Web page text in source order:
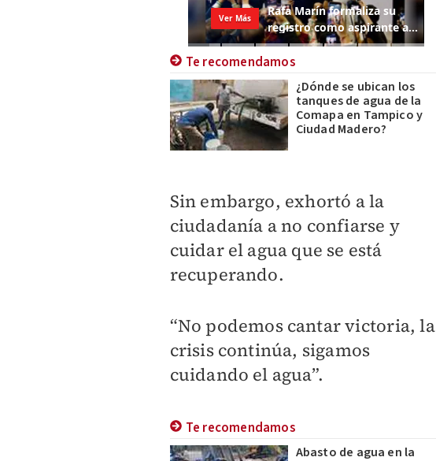
Te recomendamos
¿Dónde se ubican los
tanques de agua de la
Comapa en Tampico y
Ciudad Madero?
Sin embargo, exhortó a la
ciudadanía a no confiarse y
cuidar el agua que se está
recuperando.
“No podemos cantar victoria, la
crisis continúa, sigamos
cuidando el agua”.
Te recomendamos
Abasto de agua en la